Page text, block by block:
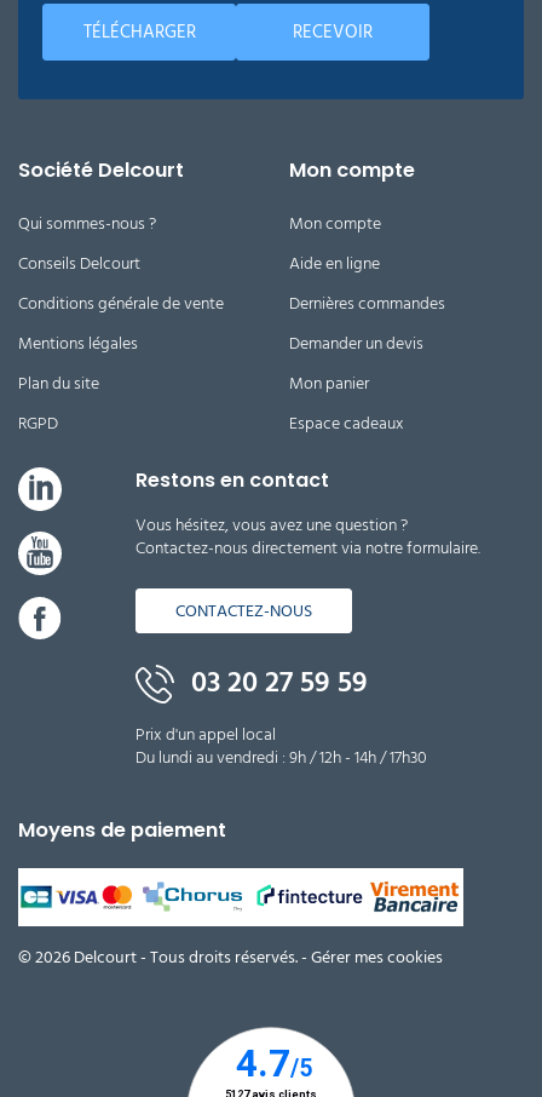
TÉLÉCHARGER RECEVOIR
Société Delcourt
Qui sommes-nous ?
Conseils Delcourt
Conditions générale de vente
Mentions légales
Plan du site
RGPD
Mon compte
Mon compte
Aide en ligne
Dernières commandes
Demander un devis
Mon panier
Espace cadeaux
Restons en contact
Vous hésitez, vous avez une question ?
Contactez-nous directement via notre formulaire.
CONTACTEZ-NOUS
03 20 27 59 59
Prix d'un appel local
Du lundi au vendredi : 9h / 12h - 14h / 17h30
Moyens de paiement
© 2026 Delcourt - Tous droits réservés. -Gérer mes cookies